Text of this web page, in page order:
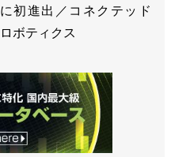
に初進出／コネクテッド
ロボティクス